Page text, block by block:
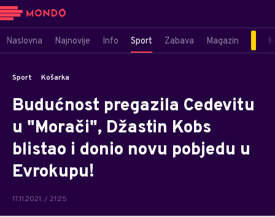
Naslovna Najnovije Info Sport Zabava Magazin
Sport Košarka
Budućnost pregazila Cedevitu
u "Morači", Džastin Kobs
blistao i donio novu pobjedu u
Evrokupu!
17.11.2021. / 21:25